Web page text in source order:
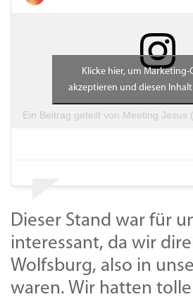
Ein Beitrag geteilt von Meeting Jesus
Klicke hier, um Marketing-
akzeptieren und diesen
Dieser Stand war für
interessant, da wir
Wolfsburg, also in
waren. Wir hatten